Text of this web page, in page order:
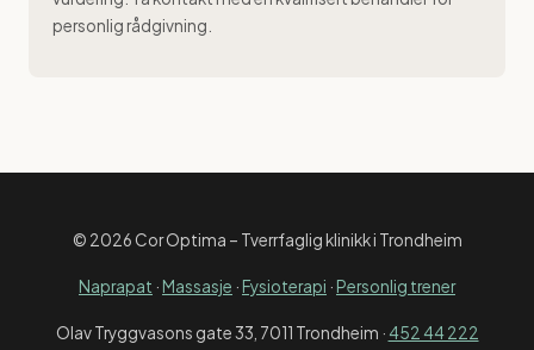
personlig rådgivning.
© 2026 Cor Optima – Tverrfaglig klinikk i Trondheim
Naprapat · Massasje · Fysioterapi · Personlig trener
Olav Tryggvasons gate 33, 7011 Trondheim · 452 44 222